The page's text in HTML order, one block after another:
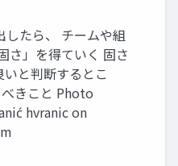
したら、 チームや組
さ」を得ていく 固さ
と判断するとこ
きこと Photo
hvranic on